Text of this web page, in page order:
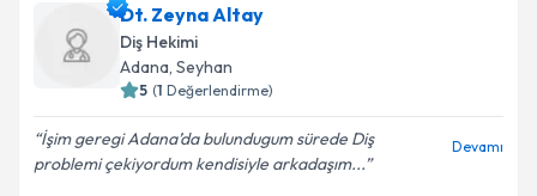
Takvim Talebini Gönder
Dt. Süleyman Tetikiçin randevu takvimi talebi
oluşturun. Size bu uzmandan randevu almanız için bir
takvim hazırlandığında e-posta ile bilgilendireceğiz.
Dt. Zeyna Altay
Diş Hekimi
Adana, Seyhan
5 (1 Değerlendirme)
İşim geregi Adana’da bulundugum sürede Diş
problemi çekiyordum kendisiyle arkadaşım...
Devamı